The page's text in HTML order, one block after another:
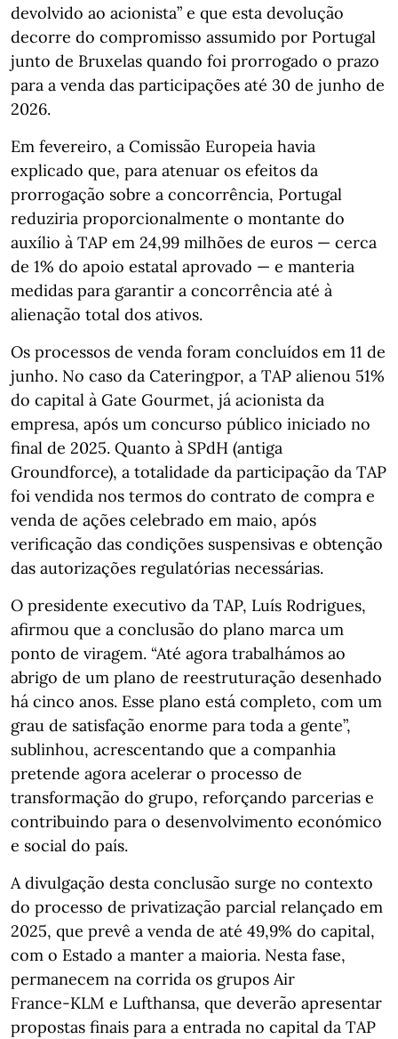
devolvido ao acionista” e que esta devolução
decorre do compromisso assumido por Portugal
junto de Bruxelas quando foi prorrogado o prazo
para a venda das participações até 30 de junho de
2026.
Em fevereiro, a Comissão Europeia havia
explicado que, para atenuar os efeitos da
prorrogação sobre a concorrência, Portugal
reduziria proporcionalmente o montante do
auxílio à TAP em 24,99 milhões de euros — cerca
de 1% do apoio estatal aprovado — e manteria
medidas para garantir a concorrência até à
alienação total dos ativos.
Os processos de venda foram concluídos em 11 de
junho. No caso da Cateringpor, a TAP alienou 51%
do capital à Gate Gourmet, já acionista da
empresa, após um concurso público iniciado no
final de 2025. Quanto à SPdH (antiga
Groundforce), a totalidade da participação da TAP
foi vendida nos termos do contrato de compra e
venda de ações celebrado em maio, após
verificação das condições suspensivas e obtenção
das autorizações regulatórias necessárias.
O presidente executivo da TAP, Luís Rodrigues,
afirmou que a conclusão do plano marca um
ponto de viragem. “Até agora trabalhámos ao
abrigo de um plano de reestruturação desenhado
há cinco anos. Esse plano está completo, com um
grau de satisfação enorme para toda a gente”,
sublinhou, acrescentando que a companhia
pretende agora acelerar o processo de
transformação do grupo, reforçando parcerias e
contribuindo para o desenvolvimento económico
e social do país.
A divulgação desta conclusão surge no contexto
do processo de privatização parcial relançado em
2025, que prevê a venda de até 49,9% do capital,
com o Estado a manter a maioria. Nesta fase,
permanecem na corrida os grupos Air
France‑KLM e Lufthansa, que deverão apresentar
propostas finais para a entrada no capital da TAP